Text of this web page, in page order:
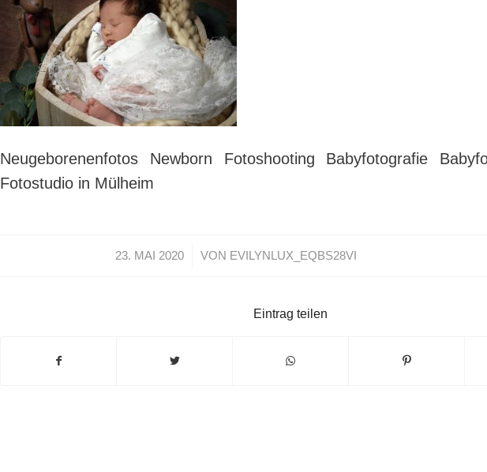
Neugeborenenfotos Newborn Fotoshooting Babyfotografie
Fotostudio in Mülheim
23. MAI 2020
/ VON EVILYNLUX_EQBS28VI
Eintrag teilen